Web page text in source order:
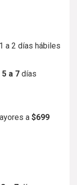
1 a 2 días hábiles
5 a 7 días
a $699